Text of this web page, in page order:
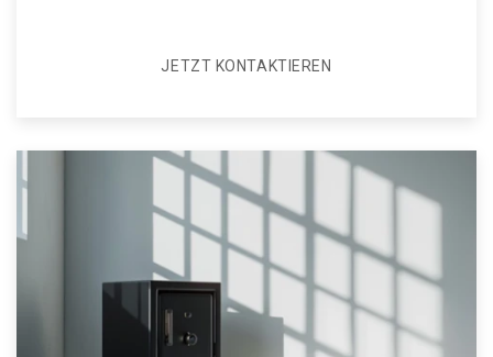
JETZT KONTAKTIEREN